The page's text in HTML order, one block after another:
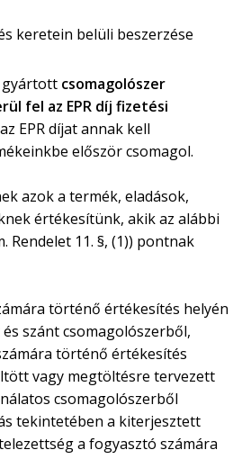
keretein belüli beszerzése
gyártott csomagolószer
fel az EPR díj fizetési
EPR díjat annak kell
először csomagol.
azok a termék, eladások,
értékesítünk, akik az alábbi
Rendelet 11. §, (1)) pontnak
történő értékesítés helyén
szánt csomagolószerből,
történő értékesítés
vagy megtöltésre tervezett
csomagolószerből
tekintetében a kiterjesztett
a fogyasztó számára